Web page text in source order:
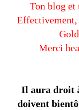
Ton blog et
Merci
Il aura droit
doivent